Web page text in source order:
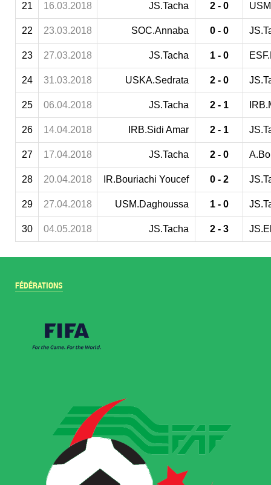
21 16.03.2018 JS.Tacha 2 - 0
22 23.03.2018 SOC.Annaba 0 - 0
23 27.03.2018 JS.Tacha 1 - 0
24 31.03.2018 USKA.Sedrata 2 - 0
25 06.04.2018 JS.Tacha 2 - 1
26 14.04.2018 IRB.Sidi Amar 2 - 1
27 17.04.2018 JS.Tacha 2 - 0
28 20.04.2018 IR.Bouriachi Youcef 0 - 2
29 27.04.2018 USM.Daghoussa 1 - 0
30 04.05.2018 JS.Tacha 2 - 3
FÉDÉRATIONS